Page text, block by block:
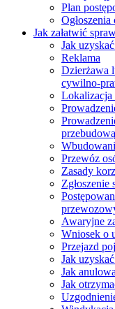
Plan
Jak załatwić
Jak
Reklama
Dzierżawa
cywilno-
Lokalizacja
Przewóz
Zasady
Awaryjne
Wniosek o
Przejazd
Jak
Jak
Jak